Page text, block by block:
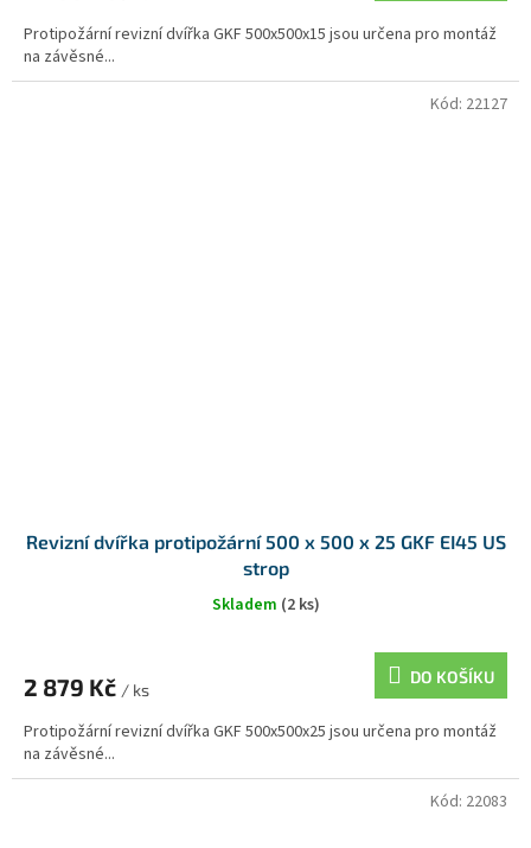
Protipožární revizní dvířka GKF 500x500x15 jsou určena pro montáž
na závěsné...
Revizní dvířka protipožární 500 x 500 x 25 GKF EI45 US
strop
Skladem (2 ks)
2 879 Kč / ks
DO KOŠÍKU
Protipožární revizní dvířka GKF 500x500x25 jsou určena pro montáž
na závěsné...
Kód: 22127
Kód: 22083